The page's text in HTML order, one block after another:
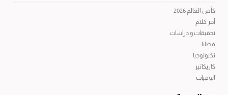
كأس العالم 2026
آخر كلام
تحقيقات و دراسات
قضايا
تكنولوجيا
كاريكاتير
الوفيات